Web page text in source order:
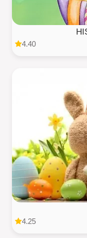
4.40
4.25